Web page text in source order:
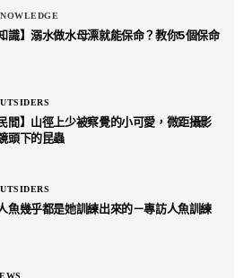
知識】溺水做水母漂就能保命？教你5個保命
民間】山徑上少被察覺的小可愛，微距攝影
頭下的昆蟲
魚幾乎都是她訓練出來的－專訪人魚訓練